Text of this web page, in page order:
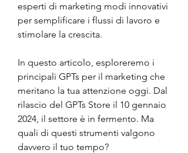
esperti di marketing modi innovativi
per semplificare i flussi di lavoro e
stimolare la crescita.
In questo articolo, esploreremo i
principali GPTs per il marketing che
meritano la tua attenzione oggi. Dal
rilascio del GPTs Store il 10 gennaio
2024, il settore è in fermento. Ma
quali di questi strumenti valgono
davvero il tuo tempo?